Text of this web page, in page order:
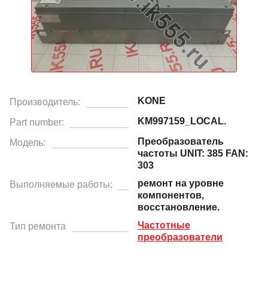
Производитель: KONE
Part number: KM997159_LOCAL.
Модель:
Преобразователь
частоты UNIT: 385 FAN:
303
Выполняемые работы:
ремонт на уровне
компонентов,
восстановление.
Тип ремонта
Частотные
преобразователи